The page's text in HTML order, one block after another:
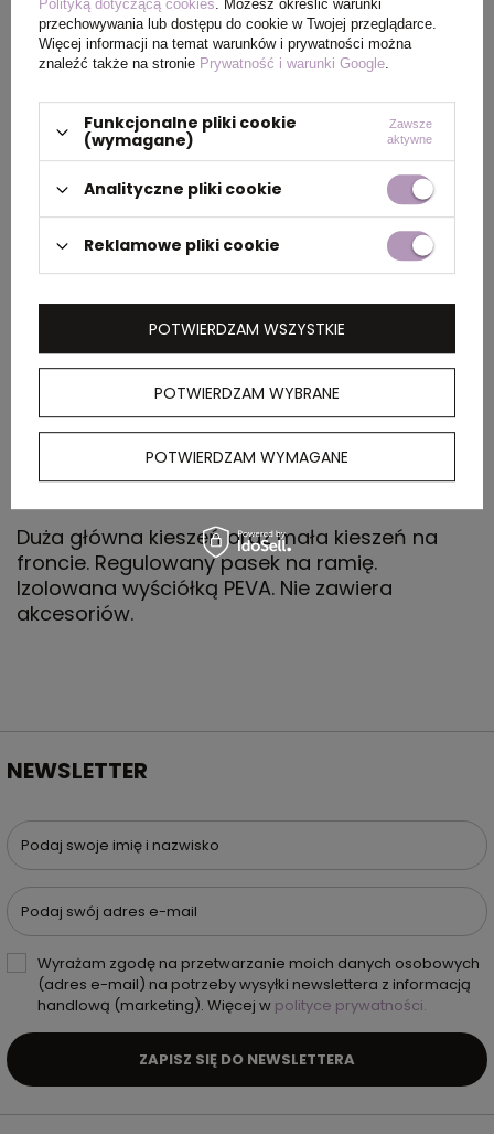
Waga
produktu (g)
57
PAKOWANIE
Wymiary
52 x 36 x 40 cm
kartonu
zewnętrznego
OPIS
Duża główna kieszeń oraz mała kieszeń na
froncie. Regulowany pasek na ramię.
Izolowana wyściółką PEVA. Nie zawiera
akcesoriów.
NEWSLETTER
Podaj swoje imię i nazwisko
Podaj swój adres e-mail
Wyrażam zgodę na przetwarzanie moich danych osobowych
(adres e-mail) na potrzeby wysyłki newslettera z informacją
handlową (marketing). Więcej w polityce prywatności.
ZAPISZ SIĘ DO NEWSLETTERA
Polityką dotyczącą cookies. Możesz określić warunki
przechowywania lub dostępu do cookie w Twojej przeglądarce.
Więcej informacji na temat warunków i prywatności można
znaleźć także na stronie Prywatność i warunki Google.
Funkcjonalne pliki cookie
(wymagane)
Zawsze
aktywne
Analityczne pliki cookie
Reklamowe pliki cookie
POTWIERDZAM WYBRANE
POTWIERDZAM WYMAGANE
POTWIERDZAM WSZYSTKIE